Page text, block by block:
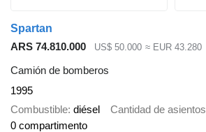
Spartan
ARS 74.810.000
US$ 50.000 ≈ EUR 43.280
Camión de bomberos
1995
Combustible diésel Cantidad de asientos
0 compartimento